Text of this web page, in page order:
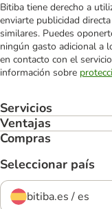
Bitiba tiene derecho a
enviarte publicidad
similares. Puedes
ningún gasto adicional a
en contacto con el
información sobre
Servicios
Ventajas
Compras
Seleccionar país
bitiba.es / es